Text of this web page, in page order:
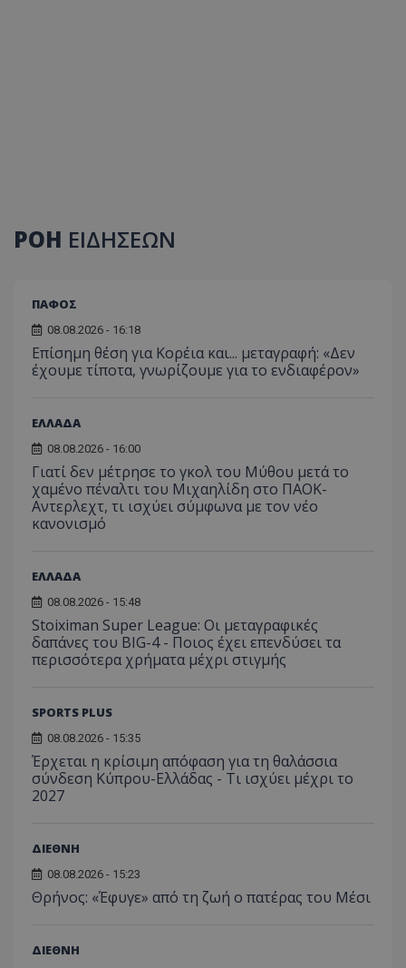
ΡΟΗ ΕΙΔΗΣΕΩΝ
ΠΑΦΟΣ
08.08.2026 - 16:18
Επίσημη θέση για Κορέια και... μεταγραφή: «Δεν
έχουμε τίποτα, γνωρίζουμε για το ενδιαφέρον»
ΕΛΛΑΔΑ
08.08.2026 - 16:00
Γιατί δεν μέτρησε το γκολ του Μύθου μετά το
χαμένο πέναλτι του Μιχαηλίδη στο ΠΑΟΚ-
Αντερλεχτ, τι ισχύει σύμφωνα με τον νέο
κανονισμό
ΕΛΛΑΔΑ
08.08.2026 - 15:48
Stoiximan Super League: Οι μεταγραφικές
δαπάνες του BIG-4 - Ποιος έχει επενδύσει τα
περισσότερα χρήματα μέχρι στιγμής
SPORTS PLUS
08.08.2026 - 15:35
Έρχεται η κρίσιμη απόφαση για τη θαλάσσια
σύνδεση Κύπρου-Ελλάδας - Τι ισχύει μέχρι το
2027
ΔΙΕΘΝΗ
08.08.2026 - 15:23
Θρήνος: «Έφυγε» από τη ζωή ο πατέρας του Μέσι
ΔΙΕΘΝΗ